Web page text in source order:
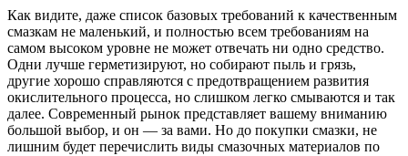
Как видите, даже список базовых требований к качественным
смазкам не маленький, и полностью всем требованиям на
самом высоком уровне не может отвечать ни одно средство.
Одни лучше герметизируют, но собирают пыль и грязь,
другие хорошо справляются с предотвращением развития
окислительного процесса, но слишком легко смываются и так
далее. Современный рынок представляет вашему вниманию
большой выбор, и он — за вами. Но до покупки смазки, не
лишним будет перечислить виды смазочных материалов по